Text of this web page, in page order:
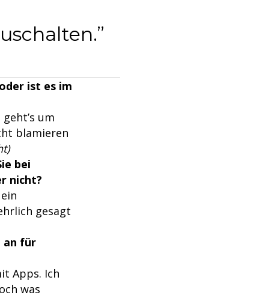
ist es im
um
blamieren
bei
nicht?
gesagt
an für
Apps. Ich
was